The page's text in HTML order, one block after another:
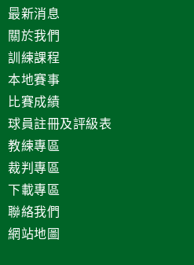
最新消息
關於我們
訓練課程
本地賽事
比賽成績
球員註冊及評級表
教練專區
裁判專區
下載專區
聯絡我們
網站地圖